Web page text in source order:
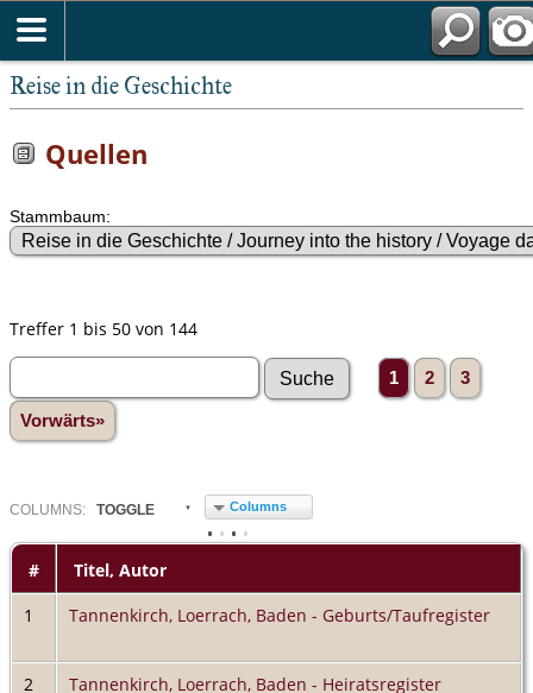
Reise in die Geschichte
Quellen
Stammbaum:
Treffer 1 bis 50 von 144
1 2 3
Vorwärts»
COLUMN S: TOGGLE Columns
#
Titel, Autor
1
Tannenkirch, Loerrach, Baden - Geburts/Taufregister
2 Tannenkirch, Loerrach, Baden - Heiratsregister